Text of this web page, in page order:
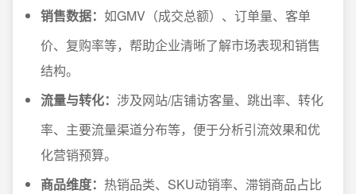
销售数据： 如GMV（成交总额）、订单量、客单
价、复购率等，帮助企业清晰了解市场表现和销售
结构。
流量与转化： 涉及网站/店铺访客量、跳出率、转化
率、主要流量渠道分布等，便于分析引流效果和优
化营销预算。
商品维度： 热销品类、SKU动销率、滞销商品占比